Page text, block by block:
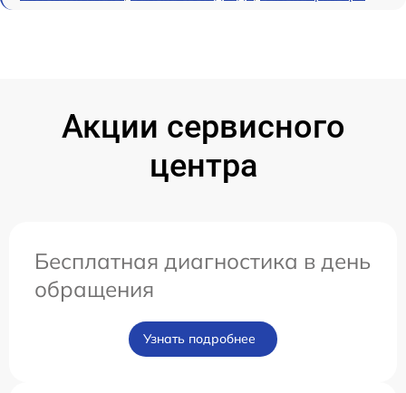
Акции сервисного
центра
Бесплатная диагностика в день
обращения
Узнать подробнее